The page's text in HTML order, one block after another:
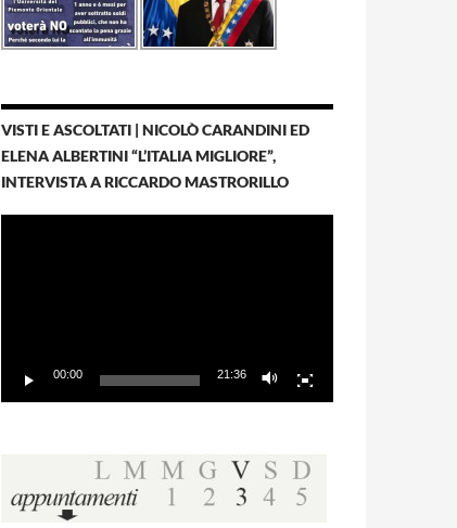
VISTI E ASCOLTATI | NICOLÒ CARANDINI ED
ELENA ALBERTINI “L’ITALIA MIGLIORE”,
INTERVISTA A RICCARDO MASTRORILLO
00:00 21:36